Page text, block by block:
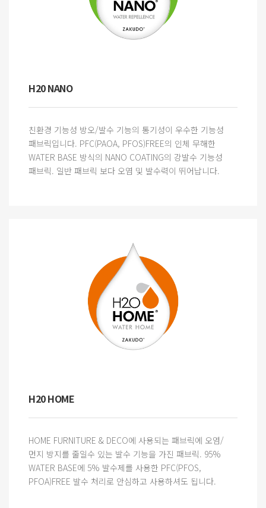
H20 NANO
친환경 기능성 방오/발수 기능의 통기성이 우수한 기능성
패브릭입니다. PFC(PAOA, PFOS)FREE의 인체 무해한
WATER BASE 방식의 NANO COATING의 강발수 기능성
패브릭. 일반 패브릭 보다 오염 및 발수력이 뛰어납니다.
H20 HOME
HOME FURNITURE & DECO에 사용되는 패브릭에 오염/
먼지 방지를 줄일수 있는 발수 기능을 가진 패브릭. 95%
WATER BASE에 5% 발수제를 사용한 PFC(PFOS,
PFOA)FREE 발수 처리로 안심하고 사용하셔도 됩니다.